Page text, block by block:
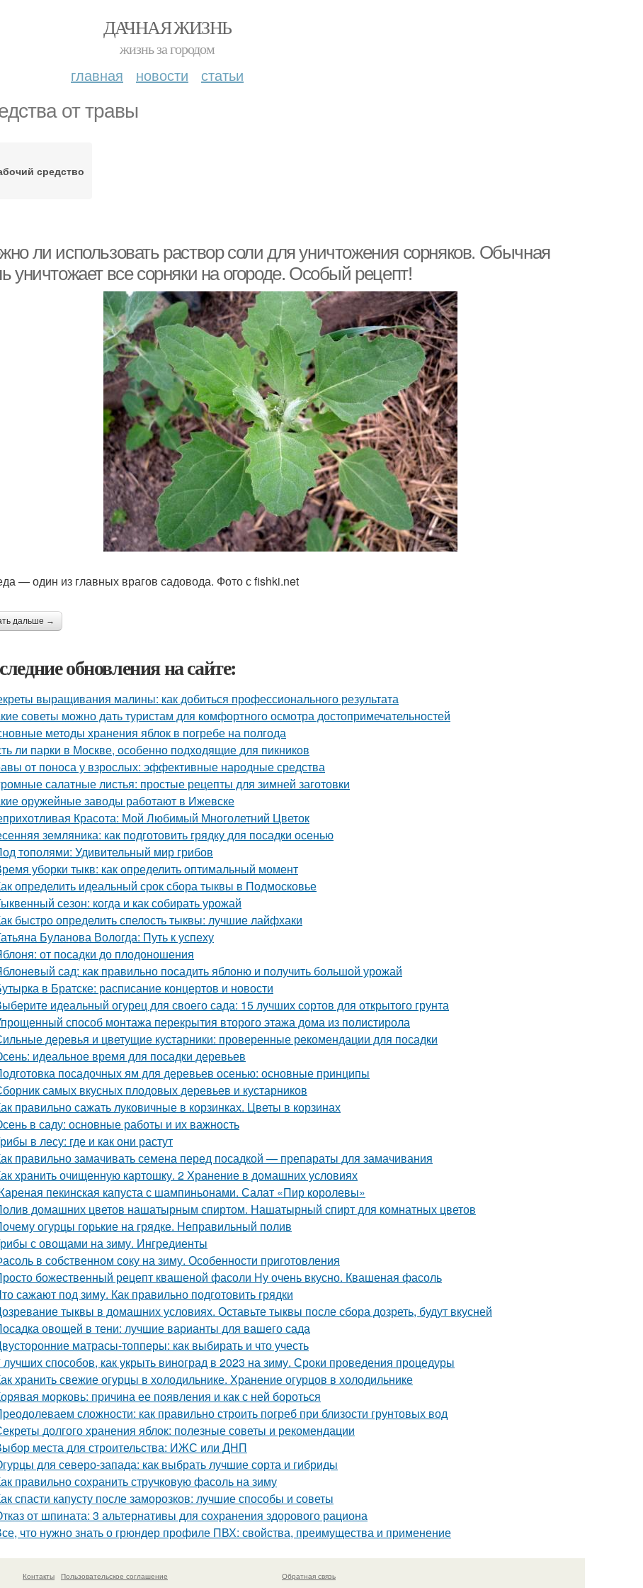
ДАЧНАЯ ЖИЗНЬ
жизнь за городом
главная новости статьи
от травы
средство
ли использовать раствор соли для уничтожения сорняков. Обычная
уничтожает все сорняки на огороде. Особый рецепт!
— один из главных врагов садовода. Фото с fishki.net
дальше →
обновления на сайте:
выращивания малины: как добиться профессионального результата
советы можно дать туристам для комфортного осмотра достопримечательностей
методы хранения яблок в погребе на полгода
ли парки в Москве, особенно подходящие для пикников
от поноса у взрослых: эффективные народные средства
салатные листья: простые рецепты для зимней заготовки
оружейные заводы работают в Ижевске
Красота: Мой Любимый Многолетний Цветок
земляника: как подготовить грядку для посадки осенью
тополями: Удивительный мир грибов
уборки тыкв: как определить оптимальный момент
определить идеальный срок сбора тыквы в Подмосковье
сезон: когда и как собирать урожай
быстро определить спелость тыквы: лучшие лайфхаки
Буланова Вологда: Путь к успеху
от посадки до плодоношения
сад: как правильно посадить яблоню и получить большой урожай
в Братске: расписание концертов и новости
идеальный огурец для своего сада: 15 лучших сортов для открытого грунта
способ монтажа перекрытия второго этажа дома из полистирола
деревья и цветущие кустарники: проверенные рекомендации для посадки
идеальное время для посадки деревьев
посадочных ям для деревьев осенью: основные принципы
самых вкусных плодовых деревьев и кустарников
правильно сажать луковичные в корзинках. Цветы в корзинах
в саду: основные работы и их важность
в лесу: где и как они растут
правильно замачивать семена перед посадкой — препараты для замачивания
хранить очищенную картошку. 2 Хранение в домашних условиях
пекинская капуста с шампиньонами. Салат «Пир королевы»
домашних цветов нашатырным спиртом. Нашатырный спирт для комнатных цветов
огурцы горькие на грядке. Неправильный полив
с овощами на зиму. Ингредиенты
в собственном соку на зиму. Особенности приготовления
божественный рецепт квашеной фасоли Ну очень вкусно. Квашеная фасоль
сажают под зиму. Как правильно подготовить грядки
тыквы в домашних условиях. Оставьте тыквы после сбора дозреть, будут вкусней
овощей в тени: лучшие варианты для вашего сада
матрасы-топперы: как выбирать и что учесть
лучших способов, как укрыть виноград в 2023 на зиму. Сроки проведения процедуры
хранить свежие огурцы в холодильнике. Хранение огурцов в холодильнике
морковь: причина ее появления и как с ней бороться
сложности: как правильно строить погреб при близости грунтовых вод
долгого хранения яблок: полезные советы и рекомендации
места для строительства: ИЖС или ДНП
для северо-запада: как выбрать лучшие сорта и гибриды
правильно сохранить стручковую фасоль на зиму
спасти капусту после заморозков: лучшие способы и советы
от шпината: 3 альтернативы для сохранения здорового рациона
что нужно знать о грюндер профиле ПВХ: свойства, преимущества и применение
Контакты
Пользовательское соглашение
Обратная связь